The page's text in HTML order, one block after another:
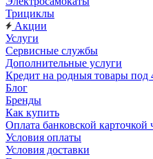
Трициклы
Акции
Услуги
Сервисные службы
Дополнительные услуги
Кредит на родныя товары под
Блог
Бренды
Как купить
Оплата банковской карточкой
Условия оплаты
Условия доставки